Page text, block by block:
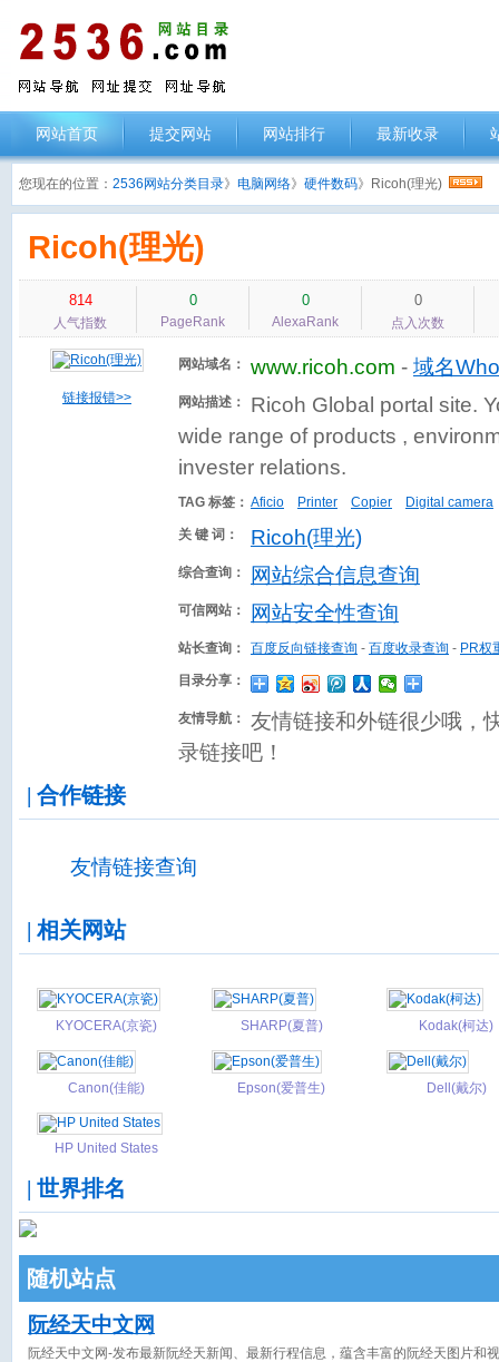
网站首页 提交网站 网站排行 最新收录
您现在的位置： 2536网站分类目录》 电脑网络》 硬件数码》Ricoh(理光)
Ricoh(理光)
814
人气指数
0
PageRank
0
AlexaRank
0
点入次数
链接报错>>
网站域名： www.ricoh.com - 域名
网站描述：
Ricoh Global portal site.
wide range of products ,
invester relations.
TAG 标签： Aficio Printer Copier Digital camera
关 键 词： Ricoh(理光)
综合查询： 网站综合信息查询
可信网站： 网站安全性查询
站长查询： 百度反向链接查询 - 百度收录查询 - PR权
目录分享：
友情导航：
友情链接和外链很少哦，
录链接吧！
| 合作链接
友情链接查询
| 相关网站
KYOCERA(京瓷) SHARP(夏普) Kodak(柯达)
Canon(佳能) Epson(爱普生) Dell(戴尔)
HP United States
| 世界排名
随机站点
阮经天中文网
阮经天中文网-发布最新阮经天新闻、最新行程信息，蕴含丰富的阮经天图片和